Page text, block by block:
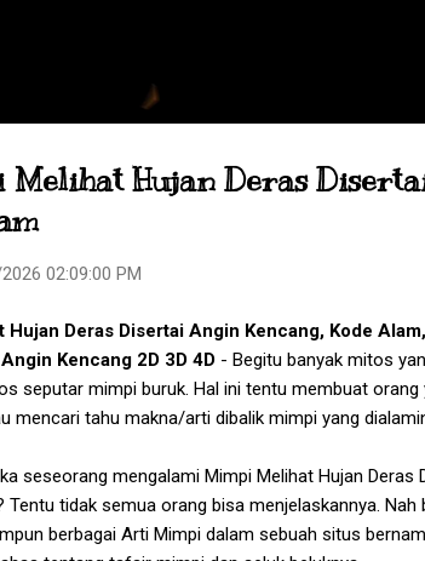
Hujan Deras
02:09:00 PM
Hujan Deras Disertai Angin Kencang, Kode
Kencang 2D 3D 4D - Begitu banyak mitos
seputar mimpi buruk. Hal ini tentu membuat
mencari tahu makna/arti dibalik mimpi yang
seseorang mengalami Mimpi Melihat Hujan Deras
Tentu tidak semua orang bisa menjelaskannya.
berbagai Arti Mimpi dalam sebuah situs